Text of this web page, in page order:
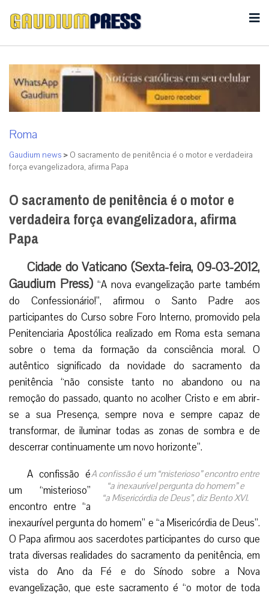
Roma
Gaudium news > O sacramento de penitência é o motor e verdadeira
força evangelizadora, afirma Papa
O sacramento de penitência é o motor e
verdadeira força evangelizadora, afirma
Papa
Cidade do Vaticano (Sexta-feira, 09-03-2012,
Gaudium Press)“A nova evangelização parte também
do Confessionário!”, afirmou o Santo Padre aos
participantes do Curso sobre Foro Interno, promovido pela
Penitenciaria Apostólica realizado em Roma esta semana
sobre o tema da formação da consciência moral. O
autêntico significado da novidade do sacramento da
penitência “não consiste tanto no abandono ou na
remoção do passado, quanto no acolher Cristo e em abrir-
se a sua Presença, sempre nova e sempre capaz de
transformar, de iluminar todas as zonas de sombra e de
descerrar continuamente um novo horizonte”.
A confissão é um “misterioso” encontro entre
“a inexaurível pergunta do homem” e
“a Misericórdia de Deus”, diz Bento XVI.
A confissão é
um “misterioso”
encontro entre “a
inexaurível pergunta do homem” e “a Misericórdia de Deus”.
O Papa afirmou aos sacerdotes participantes do curso que
trata diversas realidades do sacramento da penitência, em
vista do Ano da Fé e do Sínodo sobre a Nova
evangelização, que este sacramento é “o motor de toda